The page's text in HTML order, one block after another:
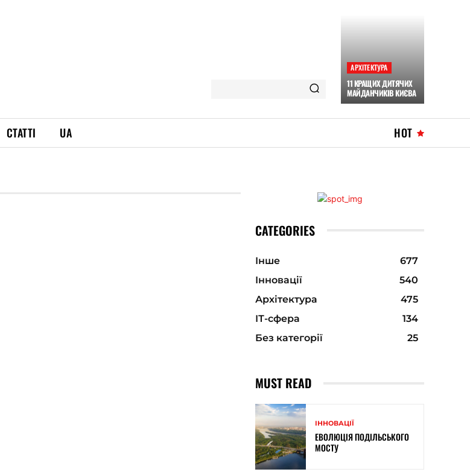
АРХІТЕКТУРА
11 КРАЩИХ ДИТЯЧИХ
МАЙДАНЧИКІВ КИЄВА
СТАТТІ UA HOT
CATEGORIES
Інше
677
Інновації
540
Архітектура
475
ІТ-сфера
134
Без категорії
25
MUST READ
ІННОВАЦІЇ
ЕВОЛЮЦІЯ ПОДІЛЬСЬКОГО
МОСТУ